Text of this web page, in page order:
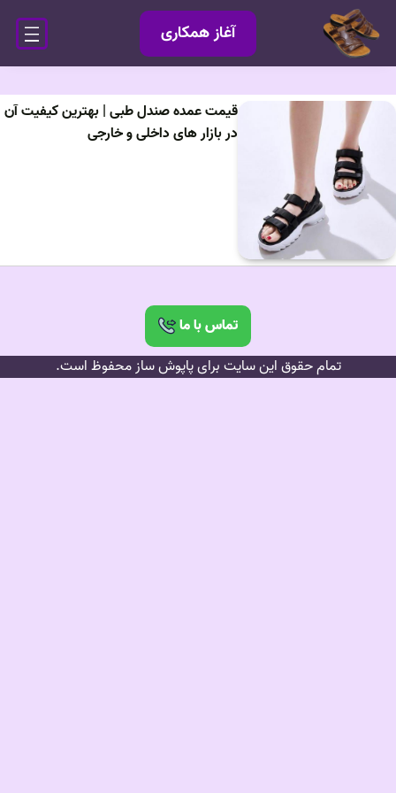
آغاز همکاری
قیمت عمده صندل طبی | بهترین کیفیت آن
در بازار های داخلی و خارجی
تماس با ما
تمام حقوق این سایت برای پاپوش ساز محفوظ است.